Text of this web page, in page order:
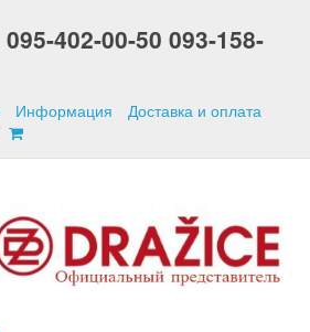
095-402-00-50 093-158-
Информация
Доставка и оплата